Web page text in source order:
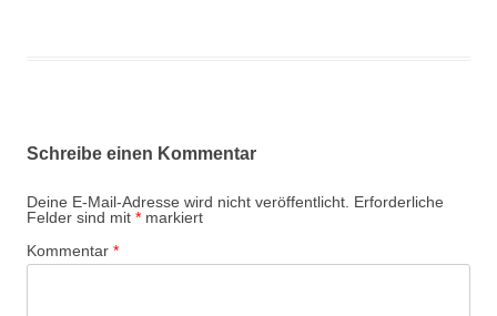
Schreibe einen Kommentar
Deine E-Mail-Adresse wird nicht veröffentlicht. Erforderliche
Felder sind mit * markiert
Kommentar *